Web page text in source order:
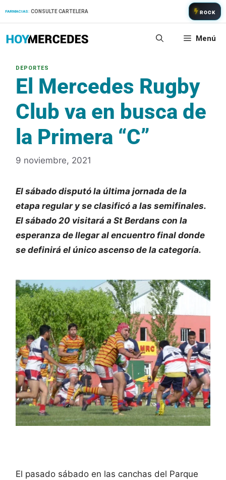
FARMACIAS: CONSULTE CARTELERA ROCK
Menú
El Mercedes Rugby
Club va en busca de
la Primera “C”
9 noviembre, 2021
El sábado disputó la última jornada de la
etapa regular y se clasificó a las semifinales.
El sábado 20 visitará a St Berdans con la
esperanza de llegar al encuentro final donde
se definirá el único ascenso de la categoría.
El pasado sábado en las canchas del Parque